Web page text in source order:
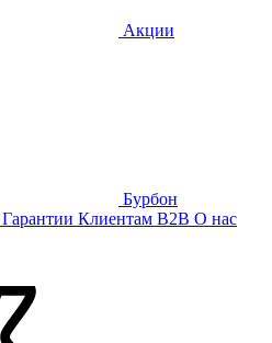
Акции
Бурбон
Гарантии Клиентам B2B О нас